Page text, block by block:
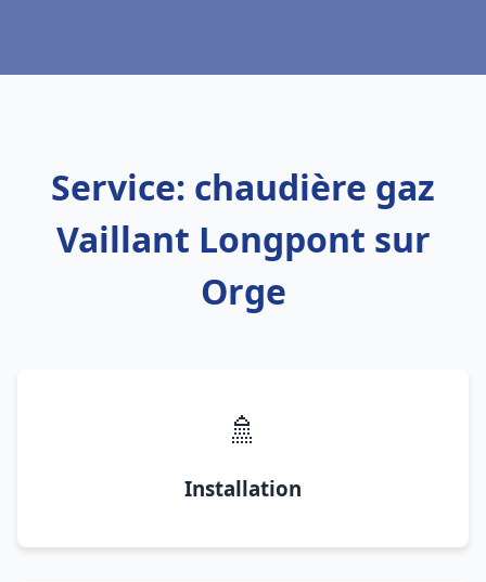
Service: chaudière gaz
Vaillant Longpont sur
Orge
🚿
Installation